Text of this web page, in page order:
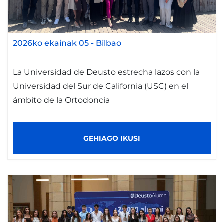
2026ko ekainak 05 - Bilbao
La Universidad de Deusto estrecha lazos con la
Universidad del Sur de California (USC) en el
ámbito de la Ortodoncia
GEHIAGO IKUSI